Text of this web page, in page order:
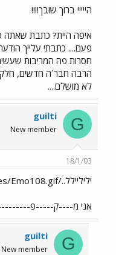
הייייי ברוך שובך!!!!
איפה היית? כתבת שאתה
פעם.... כתבתי עלייך
חסרות פה המריבות
הרבה חבר´ה חדשים,
לא מושלם....
G
guilti
New member
18/1/03
יליליילל../images/Emo108.gif
אני מ----ק-----
G
guilti
New member